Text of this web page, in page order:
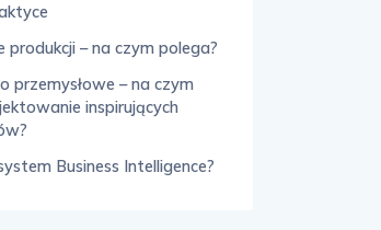
produkcji – na czym polega?
przemysłowe – na czym
inspirujących
Business Intelligence?